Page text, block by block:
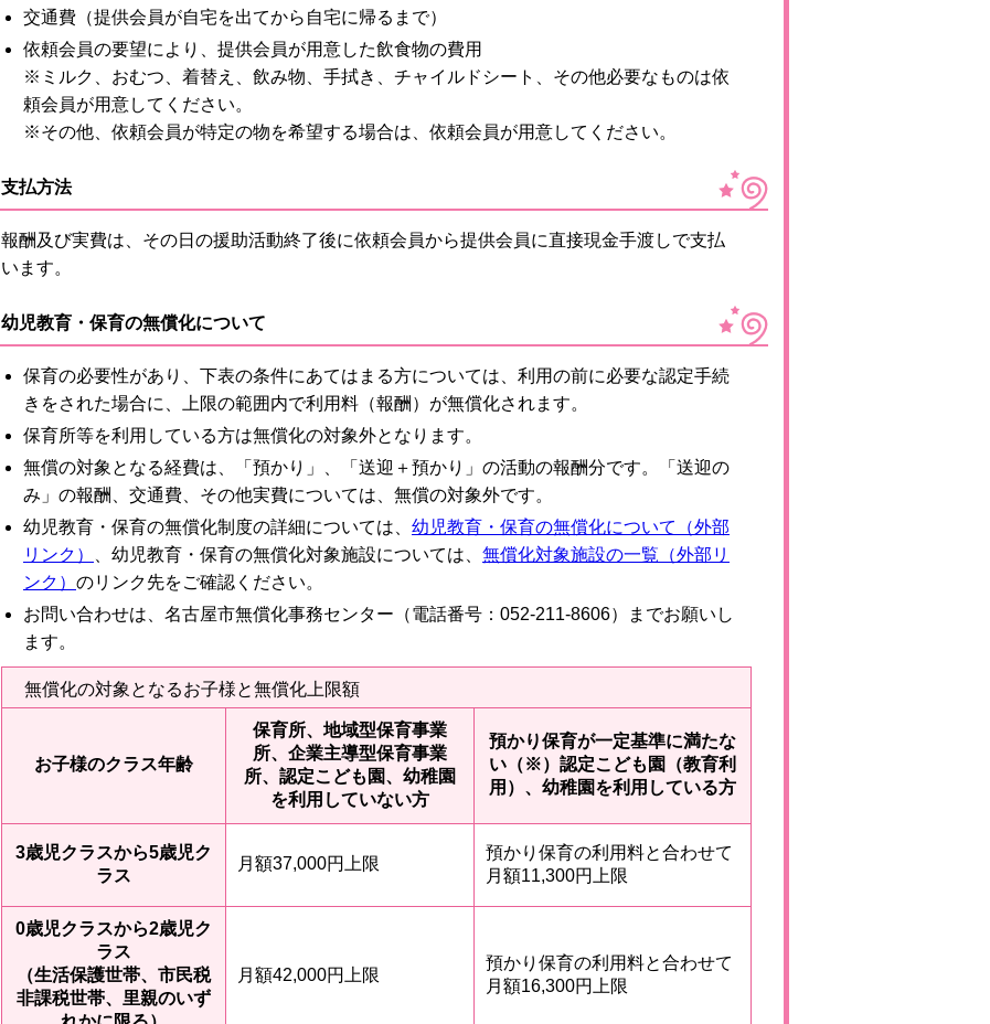
交通費（提供会員が自宅を出てから自宅に帰るまで）
依頼会員の要望により、提供会員が用意した飲食物の費用
※ミルク、おむつ、着替え、飲み物、手拭き、チャイルドシート、その他必要なものは依
頼会員が用意してください。
※その他、依頼会員が特定の物を希望する場合は、依頼会員が用意してください。
支払方法
報酬及び実費は、その日の援助活動終了後に依頼会員から提供会員に直接現金手渡しで支払
います。
幼児教育・保育の無償化について
保育の必要性があり、下表の条件にあてはまる方については、利用の前に必要な認定手続
きをされた場合に、上限の範囲内で利用料（報酬）が無償化されます。
保育所等を利用している方は無償化の対象外となります。
無償の対象となる経費は、「預かり」、「送迎＋預かり」の活動の報酬分です。「送迎の
み」の報酬、交通費、その他実費については、無償の対象外です。
幼児教育・保育の無償化制度の詳細については、 幼児教育・保育の無償化について（外部
リンク）
、幼児教育・保育の無償化対象施設については、 無償化対象施設の一覧（外部リ
ンク） のリンク先をご確認ください。
お問い合わせは、名古屋市無償化事務センター（電話番号：052-211-8606）までお願いし
ます。
無償化の対象となるお子様と無償化上限額
お子様のクラス年齢
保育所、地域型保育事業
所、企業主導型保育事業
所、認定こども園、幼稚園
を利用していない方
預かり保育が一定基準に満たな
い（※）認定こども園（教育利
用）、幼稚園を利用している方
3歳児クラスから5歳児ク
ラス
月額37,000円上限
預かり保育の利用料と合わせて
月額11,300円上限
0歳児クラスから2歳児ク
ラス
（生活保護世帯、市民税
非課税世帯、里親のいず
月額42,000円上限
預かり保育の利用料と合わせて
月額16,300円上限